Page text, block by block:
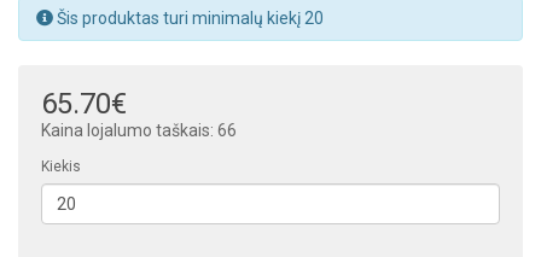
Šis produktas turi minimalų kiekį 20
65.70€
Kaina lojalumo taškais: 66
Kiekis